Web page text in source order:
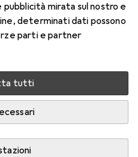
mirata sul nostro e
determinati dati possono
parti e partner
tutti
19/8
il fornitore
al carrello